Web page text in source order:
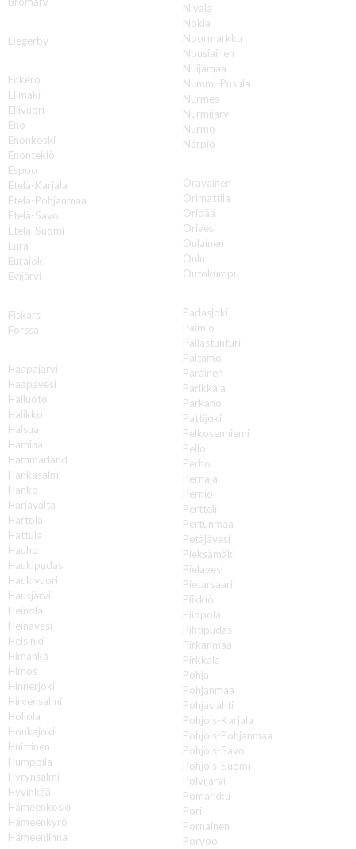
Degerby
Eckerö
Elimäki
Ellivuori
Eno
Enonkoski
Enontekiö
Espoo
Etelä-Karjala
Etelä-Pohjanmaa
Etelä-Savo
Etelä-Suomi
Eura
Eurajoki
Evijärvi
Fiskars
Forssa
Haapajärvi
Haapavesi
Hailuoto
Halikko
Halsua
Hamina
Hammarland
Hankasalmi
Hanko
Harjavalta
Hartola
Hattula
Hauho
Haukipudas
Haukivuori
Hausjärvi
Heinola
Heinävesi
Helsinki
Himanka
Himos
Hinnerjoki
Hirvensalmi
Hollola
Honkajoki
Huittinen
Humppila
Hyrynsalmi
Hyvinkää
Hämeenkoski
Hämeenkyrö
Hämeenlinna
Nivala
Nokia
Noormarkku
Nousiainen
Nuijamaa
Nummi-Pusula
Nurmes
Nurmijärvi
Nurmo
Närpiö
Oravainen
Orimattila
Oripää
Orivesi
Oulainen
Oulu
Outokumpu
Padasjoki
Paimio
Pallastunturi
Paltamo
Parainen
Parikkala
Parkano
Pattijoki
Pelkosenniemi
Pello
Perho
Pernaja
Perniö
Pertteli
Pertunmaa
Petäjävesi
Pieksämäki
Pielavesi
Pietarsaari
Piikkiö
Piippola
Pihtipudas
Pirkanmaa
Pirkkala
Pohja
Pohjanmaa
Pohjaslahti
Pohjois-Karjala
Pohjois-Pohjanmaa
Pohjois-Savo
Pohjois-Suomi
Polvijärvi
Pomarkku
Pori
Pornainen
Porvoo